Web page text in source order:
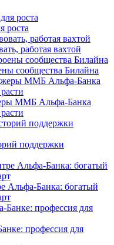
роста
работая вахтой
сообщества Билайна
ММБ Альфа-Банка
поддержки
Альфа-Банка: богатый
профессия для